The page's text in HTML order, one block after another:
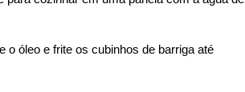
o óleo e frite os cubinhos de barriga até